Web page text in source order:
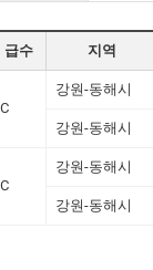
급수 지역
C
강원-동해시
강원-동해시
C
강원-동해시
강원-동해시